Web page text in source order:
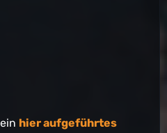
hier aufgeführtes